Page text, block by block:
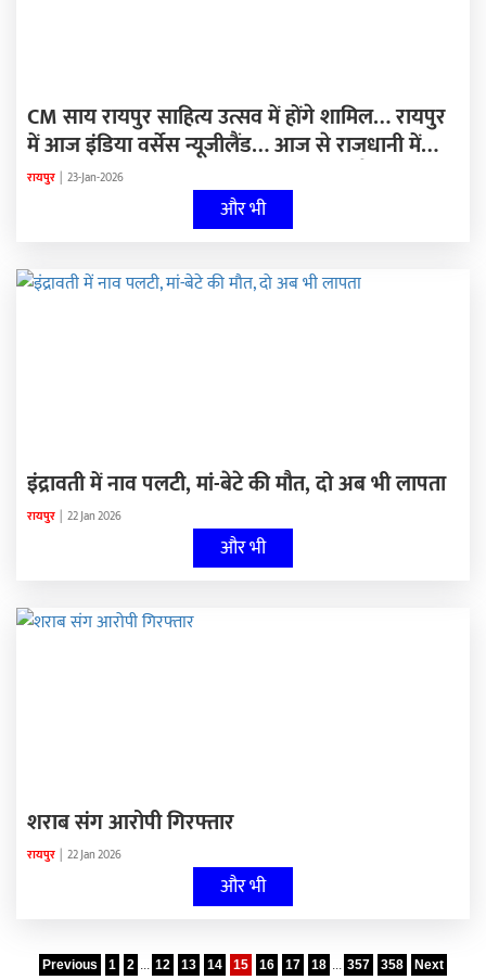
CM साय रायपुर साहित्य उत्सव में होंगे शामिल… रायपुर
में आज इंडिया वर्सेस न्यूजीलैंड… आज से राजधानी में
पुलिस कमिश्नरेट प्रणाली लागू… अंबिकापुर दौरे पर रहेंगे
रायपुर | 23-Jan-2026
और भी
इंद्रावती में नाव पलटी, मां-बेटे की मौत, दो अब भी लापता
रायपुर | 22 Jan 2026
और भी
शराब संग आरोपी गिरफ्तार
रायपुर | 22 Jan 2026
और भी
Previous 1 2 ... 12 13 14 15 16 17 18 ... 357 358 Next